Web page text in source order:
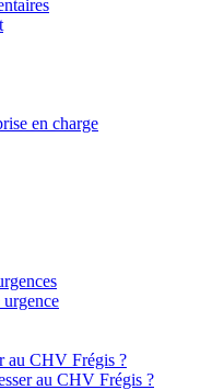
en charge
au CHV Frégis ?
au CHV Frégis ?